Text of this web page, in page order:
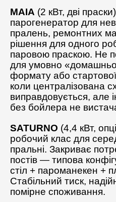
MAIA (2 кВт, дві
парогенератор для
пралень, ремонтних
рішення для одного
паровою праскою. Не
для умовно
формату або
коли централізована
виправдовується, але
без бойлера не
SATURNO (4,4 кВт,
робочий клас для
пральні. Закриває
постів — типова
стіл + пароманекен +
Стабільний тиск,
помірне споживання.